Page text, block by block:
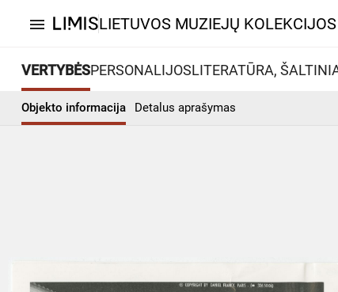
menu LIETUVOS MUZIEJŲ KOLEKCIJOS
VERTYBĖSPERSONALIJOSLITERATŪRA,
Objekto informacija Detalus aprašymas